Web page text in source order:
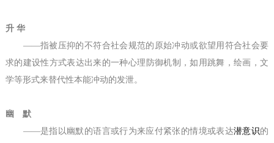
升 华
——指被压抑的不符合社会规范的原始冲动或欲望用符合社会要
求的建设性方式表达出来的一种心理防御机制，如用跳舞，绘画，文
学等形式来替代性本能冲动的发泄。
幽 默
——是指以幽默的语言或行为来应付紧张的情境或表达潜意识的